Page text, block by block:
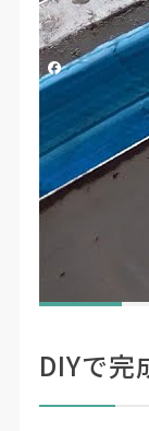
投稿日時2026/
シェアする
研磨屋TV
#YouTuber #
ここに
注目！
DIYで